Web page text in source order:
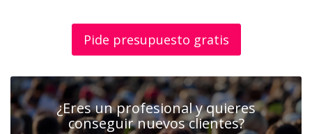
Pide presupuesto gratis
¿Eres un profesional y quieres
conseguir nuevos clientes?